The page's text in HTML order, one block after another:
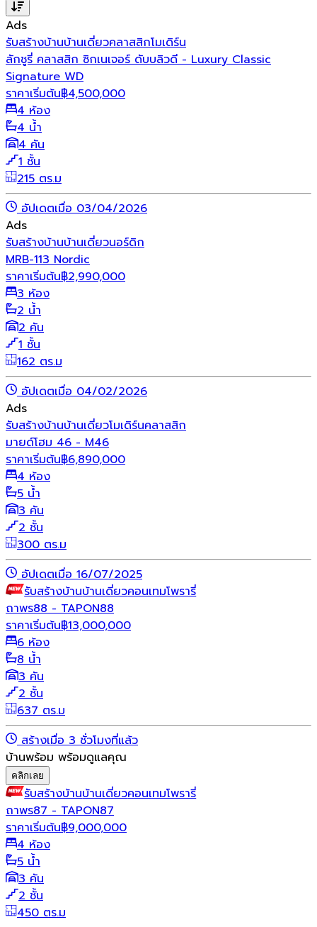
Ads
รับสร้างบ้านบ้านเดี่ยวคลาสสิกโมเดิร์น
ลักชูรี่ คลาสสิก ซิกเนเจอร์ ดับบลิวดี - Luxury Classic
Signature WD
ราคาเริ่มต้น฿4,500,000
4 ห้อง
4 น้ำ
4 คัน
1 ชั้น
215 ตร.ม
อัปเดตเมื่อ 03/04/2026
Ads
รับสร้างบ้านบ้านเดี่ยวนอร์ดิก
MRB-113 Nordic
ราคาเริ่มต้น฿2,990,000
3 ห้อง
2 น้ำ
2 คัน
1 ชั้น
162 ตร.ม
อัปเดตเมื่อ 04/02/2026
Ads
รับสร้างบ้านบ้านเดี่ยวโมเดิร์นคลาสสิก
มายด์โฮม 46 - M46
ราคาเริ่มต้น฿6,890,000
4 ห้อง
5 น้ำ
3 คัน
2 ชั้น
300 ตร.ม
อัปเดตเมื่อ 16/07/2025
รับสร้างบ้านบ้านเดี่ยวคอนเทมโพรารี่
ถาพร88 - TAPON88
ราคาเริ่มต้น฿13,000,000
6 ห้อง
8 น้ำ
3 คัน
2 ชั้น
637 ตร.ม
สร้างเมื่อ 3 ชั่วโมงที่แล้ว
บ้านพร้อม พร้อมดูแลคุณ
คลิกเลย
รับสร้างบ้านบ้านเดี่ยวคอนเทมโพรารี่
ถาพร87 - TAPON87
ราคาเริ่มต้น฿9,000,000
4 ห้อง
5 น้ำ
3 คัน
2 ชั้น
450 ตร.ม